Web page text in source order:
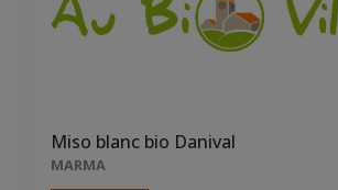
Miso blanc bio Danival
MARMA